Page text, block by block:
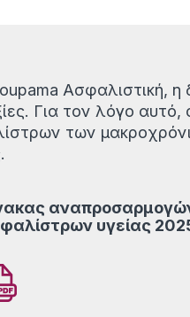
Ασφαλιστική, η
Για τον λόγο
των
υγείας